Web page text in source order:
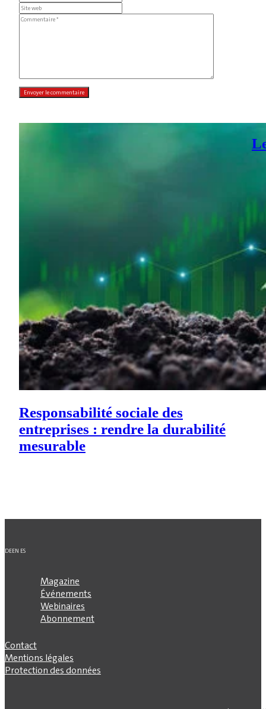
Responsabilité sociale des
entreprises : rendre la durabilité
mesurable
DEEN ES
Magazine
Événements
Webinaires
Abonnement
Contact
Mentions légales
Protection des données